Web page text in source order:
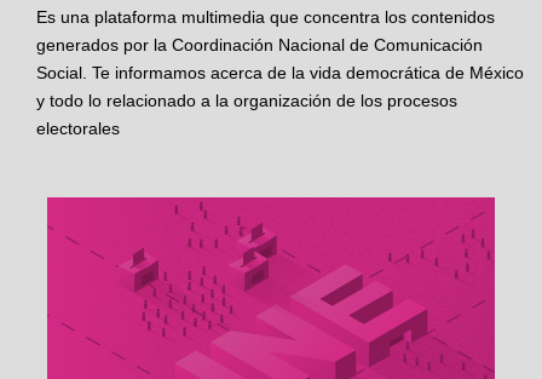
Es una plataforma multimedia que concentra los contenidos
generados por la Coordinación Nacional de Comunicación
Social. Te informamos acerca de la vida democrática de México
y todo lo relacionado a la organización de los procesos
electorales